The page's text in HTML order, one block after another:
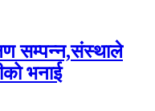
सम्पन्न,संस्थाले
भनाई